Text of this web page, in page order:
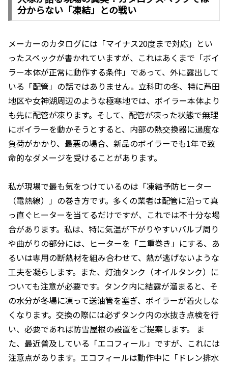
分からない「凍結」との戦い
メーカーのカタログには「マイナス20度まで対応」とい
ったスペックが書かれていますが、これはあくまで「ボイ
ラー本体が正常に動作する条件」であって、外に露出して
いる「配管」の話ではありません。立科町の冬、特に芦田
地区や女神湖周辺のような極寒地では、ボイラー本体より
も先に配管が凍ります。そして、配管が凍った状態で無理
にボイラーを動かそうとすると、内部の熱交換器に過度な
負荷がかかり、最悪の場合、新品のボイラーでも1年で致
命的なダメージを受けることがあります。
私が現場で最も気をつけているのは「凍結予防ヒーター
（電熱線）」の巻き方です。多くの業者は配管に沿って真
っ直ぐヒーターを当てるだけですが、これでは不十分な場
合があります。私は、特に気温が下がりやすいバルブ周り
や曲がりの部分には、ヒーターを「二重巻き」にする、あ
るいは専用の断熱材を組み合わせて、熱が逃げないような
工夫を凝らします。また、灯油タンク（オイルタンク）に
ついても注意が必要です。タンク内に結露が溜まると、そ
の水分が冬場に凍って送油管を塞ぎ、ボイラーが着火しな
くなります。交換の際には必ずタンク内の水抜き点検を行
い、必要であれば防雪屋根の設置をご提案します。 ま
た、最近普及している「エコフィール」ですが、これには
注意点があります。エコフィールは動作中に「ドレン排水